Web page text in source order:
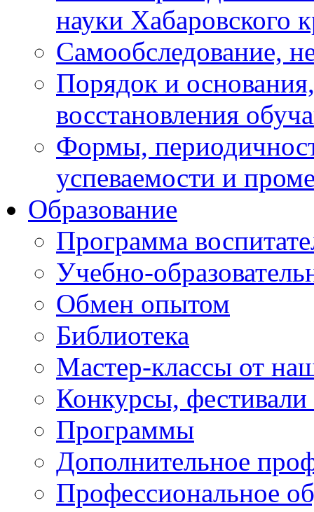
науки Хабаровского
Самообследование,
Порядок и
восстановления
Формы,
успеваемости и
Образование
Программа
Учебно-
Обмен опытом
Библиотека
Мастер-классы от
Конкурсы,
Программы
Дополнительное
Профессиональное